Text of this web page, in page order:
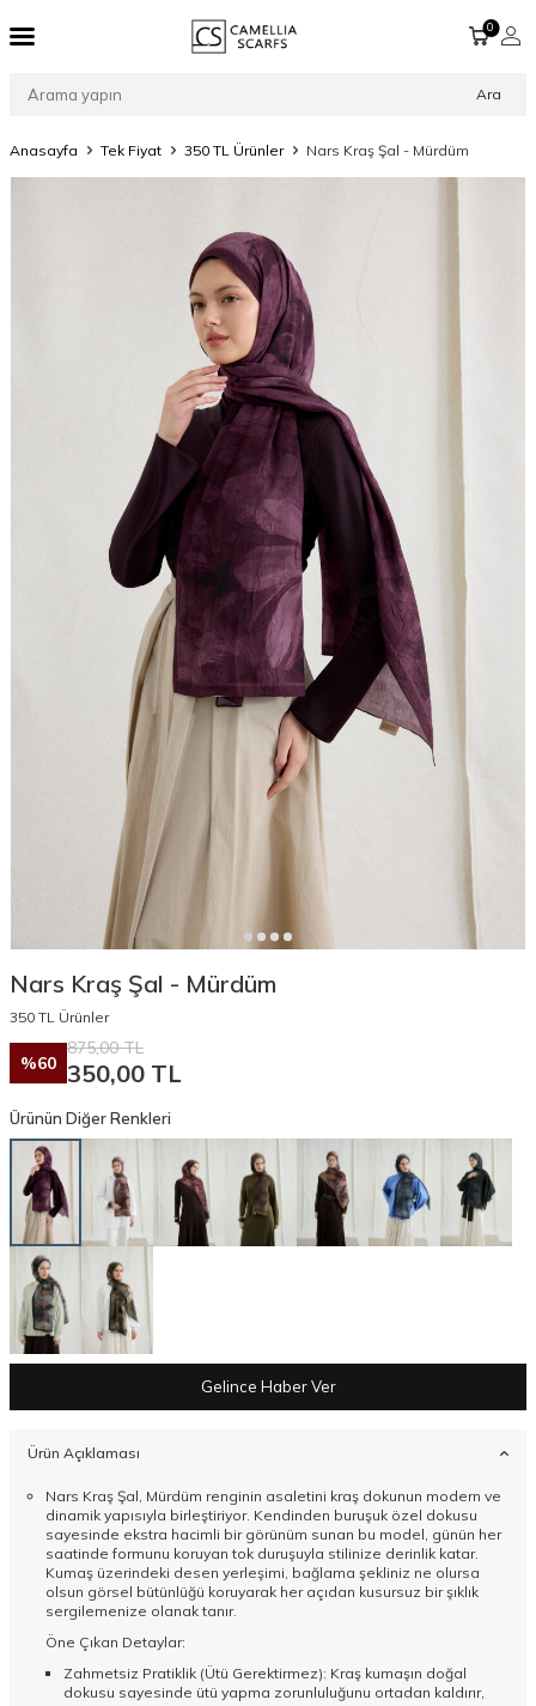
Ara
0
Anasayfa Tek Fiyat 350 TL Ürünler Nars Kraş Şal - Mürdüm
Nars Kraş Şal - Mürdüm
350 TL Ürünler
%60
875,00TL
350,00 TL
Ürünün Diğer Renkleri
Gelince Haber Ver
Ürün Açıklaması
Nars Kraş Şal, Mürdüm renginin asaletini kraş dokunun modern ve
dinamik yapısıyla birleştiriyor. Kendinden buruşuk özel dokusu
sayesinde ekstra hacimli bir görünüm sunan bu model, günün her
saatinde formunu koruyan tok duruşuyla stilinize derinlik katar.
Kumaş üzerindeki desen yerleşimi, bağlama şekliniz ne olursa
olsun görsel bütünlüğü koruyarak her açıdan kusursuz bir şıklık
sergilemenize olanak tanır.
Öne Çıkan Detaylar:
Zahmetsiz Pratiklik (Ütü Gerektirmez): Kraş kumaşın doğal
dokusu sayesinde ütü yapma zorunluluğunu ortadan kaldırır,